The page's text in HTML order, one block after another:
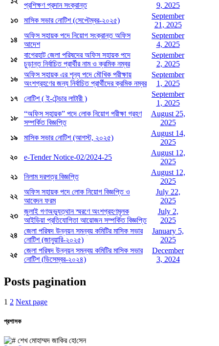
প্রশিক্ষণ প্রদান সংক্রান্ত
9, 2025
১৩
মাসিক সভার নোটিশ (সেপ্টেম্বর-২০২৫)
September
21, 2025
১৪
অফিস সহায়ক পদে নিয়োগ সংক্রান্ত অফিস
আদেশ
September
4, 2025
১৫
বাগেরহাট জেলা পরিষদের অফিস সহায়ক পদে
চুড়ান্ত নির্বাচিত প্রার্থীর নাম ও ক্রমিক নম্বর
September
2, 2025
১৬
অফিস সহায়ক এর শূন্য পদে মৌখিক পরীক্ষায়
অংশগ্রহণের জন্য নির্বাচিত প্রার্থীদের ক্রমিক নম্বর
September
1, 2025
১৭
নোটিশ ( ই-টেন্ডার লাটারী )
September
1, 2025
১৮
“অফিস সহায়ক” পদে লোক নিয়োগ পরীক্ষা গ্রহণ
সম্পর্কিত বিজ্ঞপ্তি
August 25,
2025
১৯
মাসিক সভার নোটিশ (আগস্ট, ২০২৫)
August 14,
2025
২০
e-Tender Notice-02/2024-25
August 12,
2025
২১
নিলাম দরপত্র বিজ্ঞপ্তি
August 12,
2025
২২
অফিস সহায়ক পদে লোক নিয়োগ বিজ্ঞপ্তি ও
আবেদন ফরম
July 22,
2025
২৩
জুলাই গণঅভ্যুত্থান স্মরণে অংশগ্রহণমূলক
আইডিয়া প্রতিযোগিতা আয়োজন সম্পর্কিত বিজ্ঞপ্তি
July 2,
2025
২৪
জেলা পরিষদ উন্নয়ন সমন্বয় কমিটির মাসিক সভার
নোটিশ (জানুয়ারি-২০২৫)
January 5,
2025
২৫
জেলা পরিষদ উন্নয়ন সমন্বয় কমিটির মাসিক সভার
নোটিশ (ডিসেম্বর-২০২৪)
December
3, 2024
Posts pagination
1 2 Next page
প্রশাসক
শেখ মোহাম্মদ জা‌কির হো‌সেন